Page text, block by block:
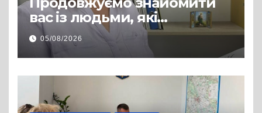
вас із людьми, які
допомагають нашим
захисникам і захисницям
повертатися до цивільного
життя
05/08/2026